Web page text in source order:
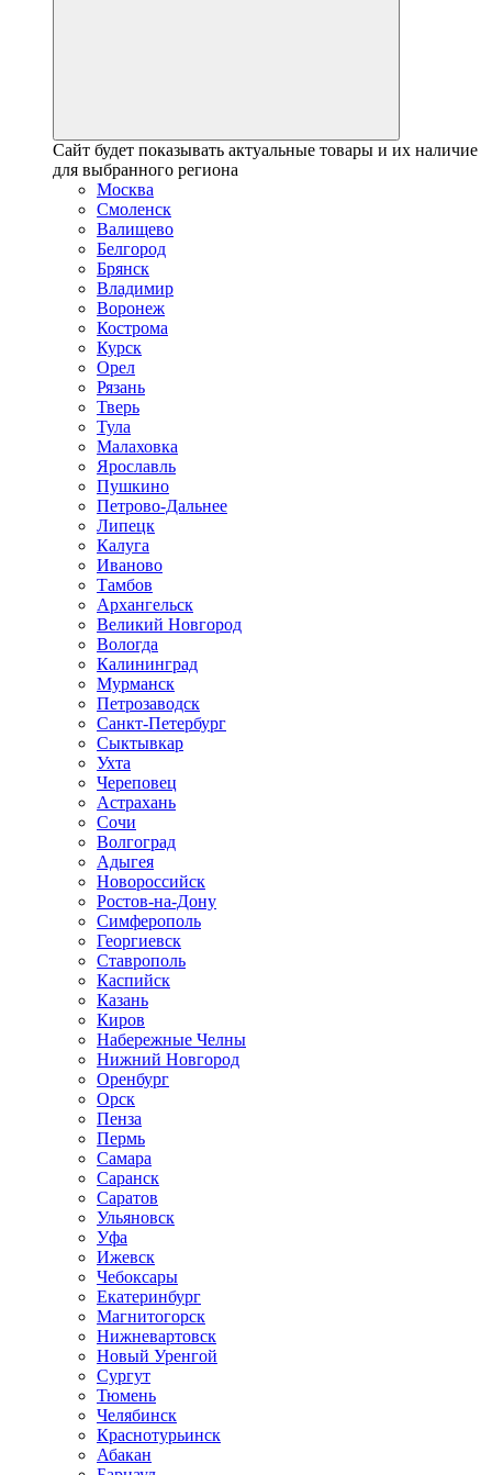
Сайт будет показывать актуальные товары и их наличие
для выбранного региона
Москва
Смоленск
Валищево
Белгород
Брянск
Владимир
Воронеж
Кострома
Курск
Орел
Рязань
Тверь
Тула
Малаховка
Ярославль
Пушкино
Петрово-Дальнее
Липецк
Калуга
Иваново
Тамбов
Архангельск
Великий Новгород
Вологда
Калининград
Мурманск
Петрозаводск
Санкт-Петербург
Сыктывкар
Ухта
Череповец
Астрахань
Сочи
Волгоград
Адыгея
Новороссийск
Ростов-на-Дону
Симферополь
Георгиевск
Ставрополь
Каспийск
Казань
Киров
Набережные Челны
Нижний Новгород
Оренбург
Орск
Пенза
Пермь
Самара
Саранск
Саратов
Ульяновск
Уфа
Ижевск
Чебоксары
Екатеринбург
Магнитогорск
Нижневартовск
Новый Уренгой
Сургут
Тюмень
Челябинск
Краснотурьинск
Абакан